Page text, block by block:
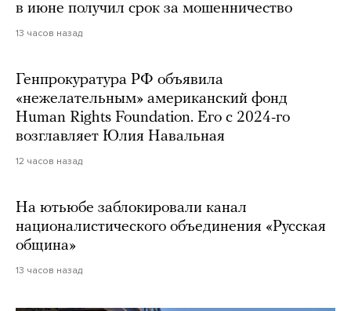
в июне получил срок за мошенничество
13 часов назад
Генпрокуратура РФ объявила
«нежелательным» американский фонд
Human Rights Foundation. Его с 2024-го
возглавляет Юлия Навальная
12 часов назад
На ютьюбе заблокировали канал
националистического объединения «Русская
община»
13 часов назад